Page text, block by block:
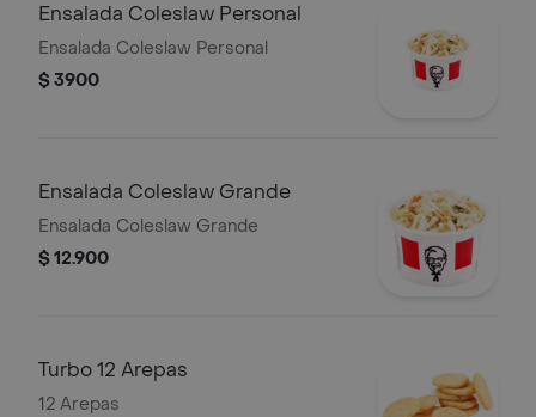
Ensalada Coleslaw Personal
Ensalada Coleslaw Personal
$ 3900
Ensalada Coleslaw Grande
Ensalada Coleslaw Grande
$ 12.900
Turbo 12 Arepas
12 Arepas